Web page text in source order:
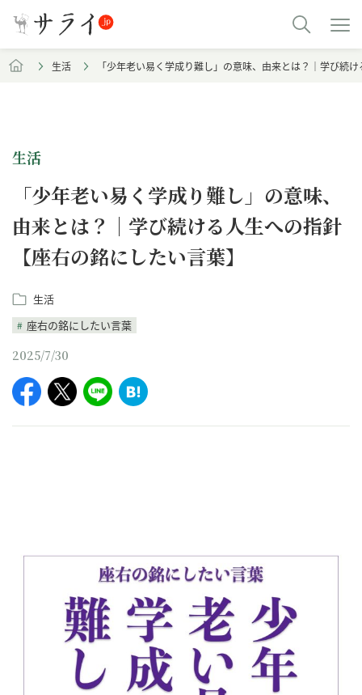
生活 「少年老い易く学成り難し」の意味、由来とは？｜学び続
生活
「少年老い易く学成り難し」の意味、
由来とは？｜学び続ける人生への指針
【座右の銘にしたい言葉】
生活
座右の銘にしたい言葉
2025/7/30